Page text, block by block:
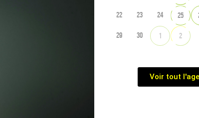
22 23 24 25
29 30 1 2
Voir tout